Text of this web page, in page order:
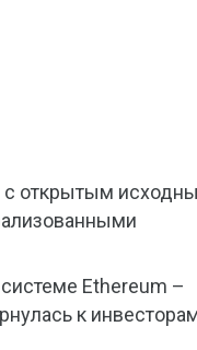
с открытым
Ethereum –
к